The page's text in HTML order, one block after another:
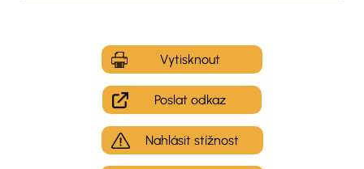
Vytisknout
Poslat odkaz
Nahlásit stížnost